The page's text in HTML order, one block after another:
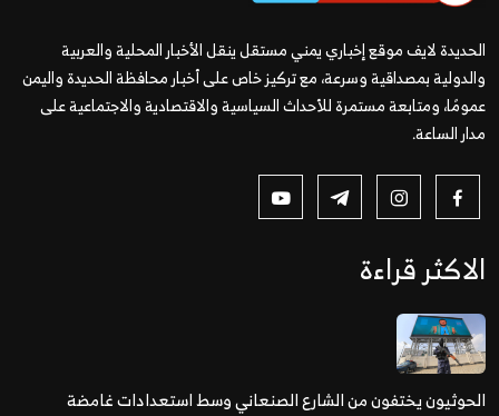
الحديدة لايف موقع إخباري يمني مستقل ينقل الأخبار المحلية والعربية
والدولية بمصداقية وسرعة، مع تركيز خاص على أخبار محافظة الحديدة واليمن
عمومًا، ومتابعة مستمرة للأحداث السياسية والاقتصادية والاجتماعية على
مدار الساعة.
الاكثر قراءة
الحوثيون يختفون من الشارع الصنعاني وسط استعدادات غامضة